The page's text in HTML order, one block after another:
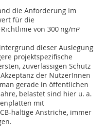
die Anforderung im
für die
von 300 ng/m³
dieser Auslegung
projektspezifische
zuverlässigen Schutz
der NutzerInnen
gerade in öffentlichen
belastet sind hier u. a.
mit
haltige Anstriche, immer